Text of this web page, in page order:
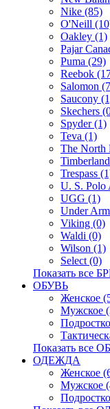
Nike (85)
O'Neill
Oakley (1)
Pajar
Puma (29)
Reebok
Salomon
Saucony
Skechers
Spyder (1)
Teva (1)
The North
Trespass
U. S. Polo
UGG (1)
Under
Viking (0)
Waldi (0)
Wilson (1)
Select (0)
Показать все
ОБУВЬ
Женское
Мужское
Показать все
ОДЕЖДА
Женское
Мужское